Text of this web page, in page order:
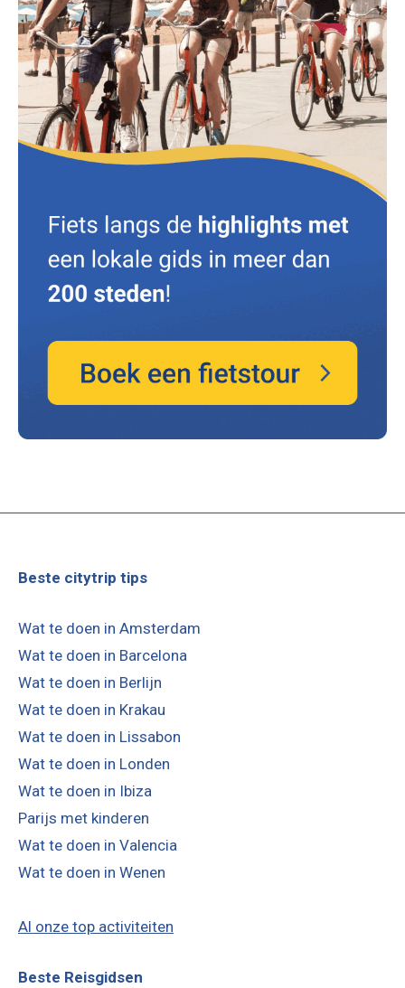
Beste citytrip tips
Wat te doen in Amsterdam
Wat te doen in Barcelona
Wat te doen in Berlijn
Wat te doen in Krakau
Wat te doen in Lissabon
Wat te doen in Londen
Wat te doen in Ibiza
Parijs met kinderen
Wat te doen in Valencia
Wat te doen in Wenen
Al onze top activiteiten
Beste Reisgidsen